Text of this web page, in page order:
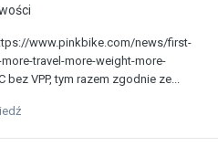
www.pinkbike.com/news/first-
travel-more-weight-more-
VPP, tym razem zgodnie ze...